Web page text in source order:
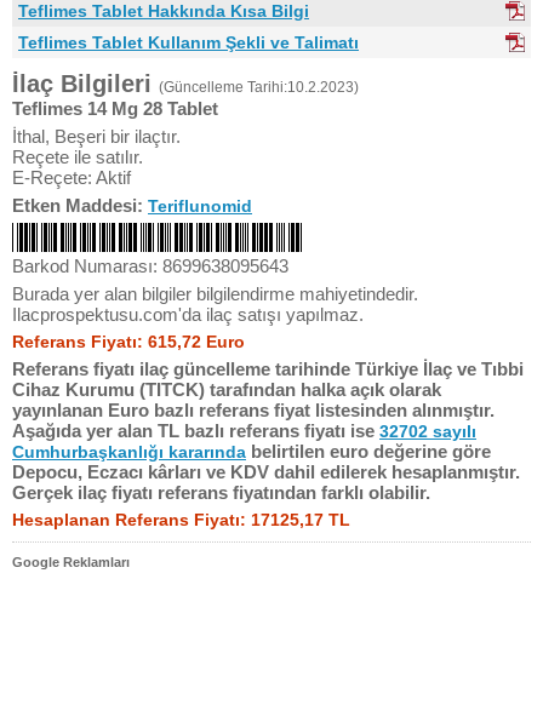
Teflimes Tablet Hakkında Kısa Bilgi
Teflimes Tablet Kullanım Şekli ve Talimatı
İlaç Bilgileri (Güncelleme Tarihi:10.2.2023)
Teflimes 14 Mg 28 Tablet
İthal, Beşeri bir ilaçtır.
Reçete ile satılır.
E-Reçete: Aktif
Etken Maddesi: Teriflunomid
Barkod Numarası: 8699638095643
Burada yer alan bilgiler bilgilendirme mahiyetindedir.
Ilacprospektusu.com'da ilaç satışı yapılmaz.
Referans Fiyatı: 615,72 Euro
Referans fiyatı ilaç güncelleme tarihinde Türkiye İlaç ve Tıbbi
Cihaz Kurumu (TITCK) tarafından halka açık olarak
yayınlanan Euro bazlı referans fiyat listesinden alınmıştır.
Aşağıda yer alan TL bazlı referans fiyatı ise 32702 sayılı
Cumhurbaşkanlığı kararında belirtilen euro değerine göre
Depocu, Eczacı kârları ve KDV dahil edilerek hesaplanmıştır.
Gerçek ilaç fiyatı referans fiyatından farklı olabilir.
Hesaplanan Referans Fiyatı: 17125,17 TL
Google Reklamları